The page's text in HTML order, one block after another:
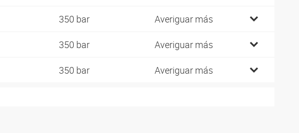
350 bar Averiguar más
350 bar Averiguar más
350 bar Averiguar más